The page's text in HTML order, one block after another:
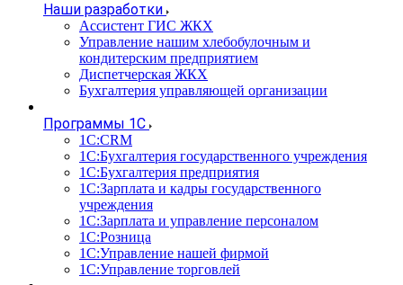
Наши разработки
Ассистент ГИС ЖКХ
Управление нашим хлебобулочным и
кондитерским предприятием
Диспетчерская ЖКХ
Бухгалтерия управляющей организации
Программы 1С
1С:CRM
1С:Бухгалтерия государственного учреждения
1С:Бухгалтерия предприятия
1С:Зарплата и кадры государственного
учреждения
1С:Зарплата и управление персоналом
1С:Розница
1С:Управление нашей фирмой
1С:Управление торговлей